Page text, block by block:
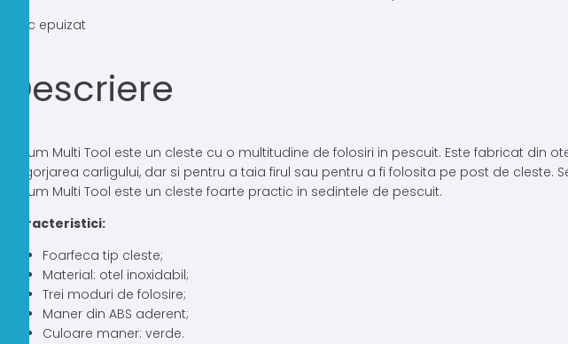
fost:
Stoc epuizat
Descriere
Korum Multi Tool este un cleste cu o multitudine de folosiri in pescuit. Este fabricat
degorjarea carligului, dar si pentru a taia firul sau pentru a fi folosita pe post de
Korum Multi Tool este un cleste foarte practic in sedintele de pescuit.
Caracteristici:
Foarfeca tip cleste;
Material: otel inoxidabil;
Trei moduri de folosire;
Maner din ABS aderent;
Culoare maner: verde.